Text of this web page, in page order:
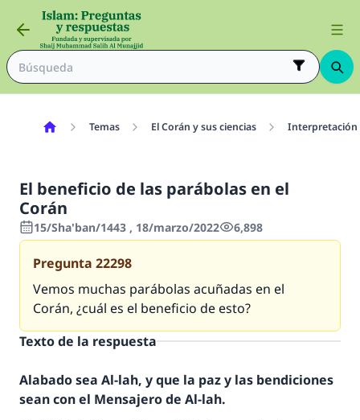
Temas El Corán y sus ciencias Interpretación
El beneficio de las parábolas en el
Corán
15/Sha'ban/1443 , 18/marzo/2022 6,898
Pregunta 22298
Vemos muchas parábolas acuñadas en el
Corán, ¿cuál es el beneficio de esto?
Texto de la respuesta
Alabado sea Al-lah, y que la paz y las bendiciones
sean con el Mensajero de Al-lah.